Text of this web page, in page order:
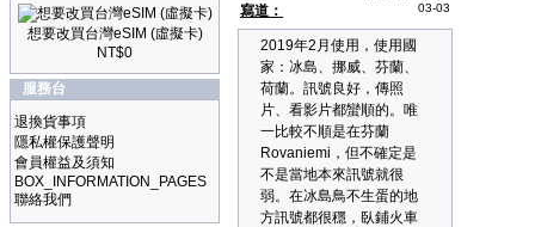
想要改買台灣eSIM (虛擬卡)
NT$0
服務台
退換貨事項
隱私權保護聲明
會員權益及須知
BOX_INFORMATION_PAGES
聯絡我們
寫道：
03-03
2019年2月使用，使用國
家：冰島、挪威、芬蘭、
荷蘭。訊號良好，傳照
片、看影片都蠻順的。唯
一比較不順是在芬蘭
Rovaniemi，但不確定是
不是當地本來訊號就很
弱。在冰島鳥不生蛋的地
方訊號都很穩，臥鋪火車